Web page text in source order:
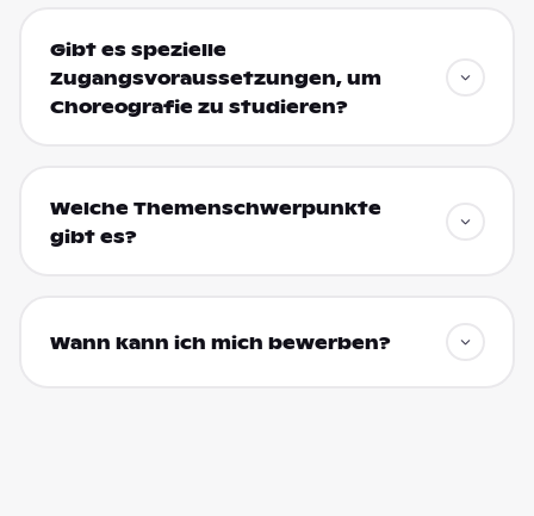
Gibt es spezielle
Zugangsvoraussetzungen, um
Choreografie zu studieren?
Welche Themenschwerpunkte
gibt es?
Wann kann ich mich bewerben?